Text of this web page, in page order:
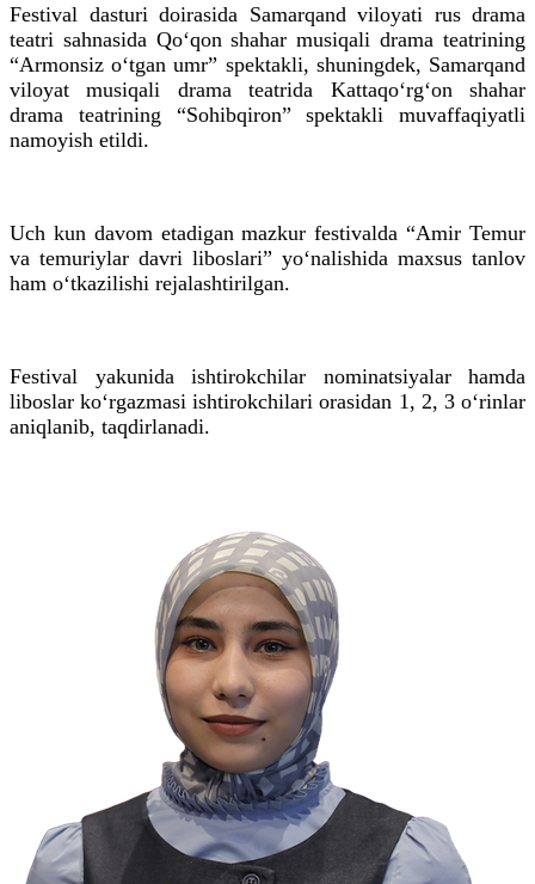
Festival dasturi doirasida Samarqand viloyati rus drama
teatri sahnasida Qo‘qon shahar musiqali drama teatrining
“Armonsiz o‘tgan umr” spektakli, shuningdek, Samarqand
viloyat musiqali drama teatrida Kattaqo‘rg‘on shahar
drama teatrining “Sohibqiron” spektakli muvaffaqiyatli
namoyish etildi.
Uch kun davom etadigan mazkur festivalda “Amir Temur
va temuriylar davri liboslari” yo‘nalishida maxsus tanlov
ham o‘tkazilishi rejalashtirilgan.
Festival yakunida ishtirokchilar nominatsiyalar hamda
liboslar ko‘rgazmasi ishtirokchilari orasidan 1, 2, 3 o‘rinlar
aniqlanib, taqdirlanadi.